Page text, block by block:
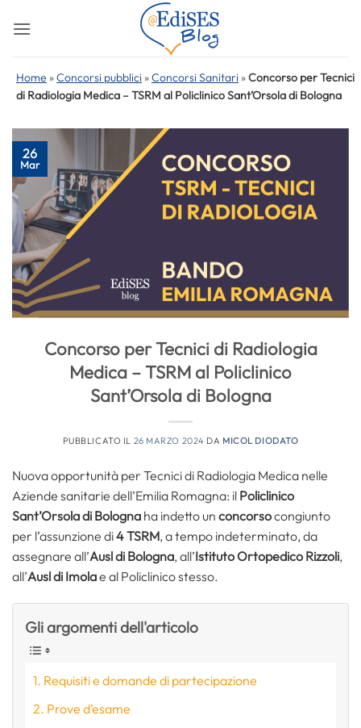
Home »Concorsi pubblici »Concorsi Sanitari »Concorso per Tecnici
di Radiologia Medica – TSRM al Policlinico Sant’Orsola di Bologna
26
Mar
Concorso per Tecnici di Radiologia
Medica – TSRM al Policlinico
Sant’Orsola di Bologna
PUBBLICATO IL 26 MARZO 2024 DA MICOL DIODATO
Nuova opportunità per Tecnici di Radiologia Medica nelle
Aziende sanitarie dell’Emilia Romagna: il Policlinico
Sant’Orsola di Bologna ha indetto un concorsocongiunto
per l’assunzione di4 TSRM, a tempo indeterminato, da
assegnare all’Ausl di Bologna, all’Istituto Ortopedico Rizzoli,
all’Ausl di Imolae al Policlinico stesso.
Gli argomenti dell'articolo
Requisiti e domande di partecipazione
Prove d’esame